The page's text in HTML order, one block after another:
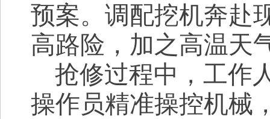
预案。调配挖机奔赴
高路险，加之高温天
抢修过程中，工作
操作员精准操控机械